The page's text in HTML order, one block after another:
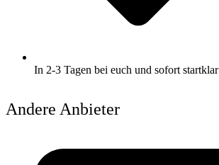
In 2-3 Tagen bei euch und sofort startklar
Andere Anbieter